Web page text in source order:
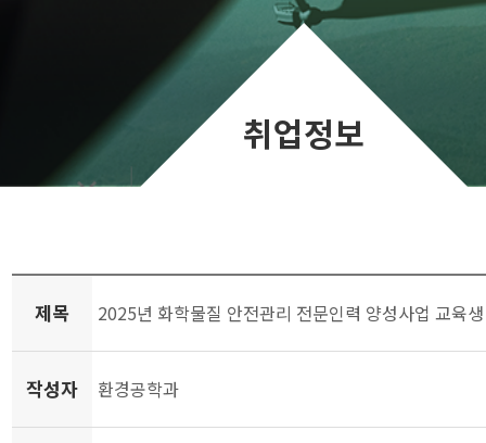
취업정보
제목 2025년 화학물질 안전관리 전문인력 양성사업 교육
작성자 환경공학과